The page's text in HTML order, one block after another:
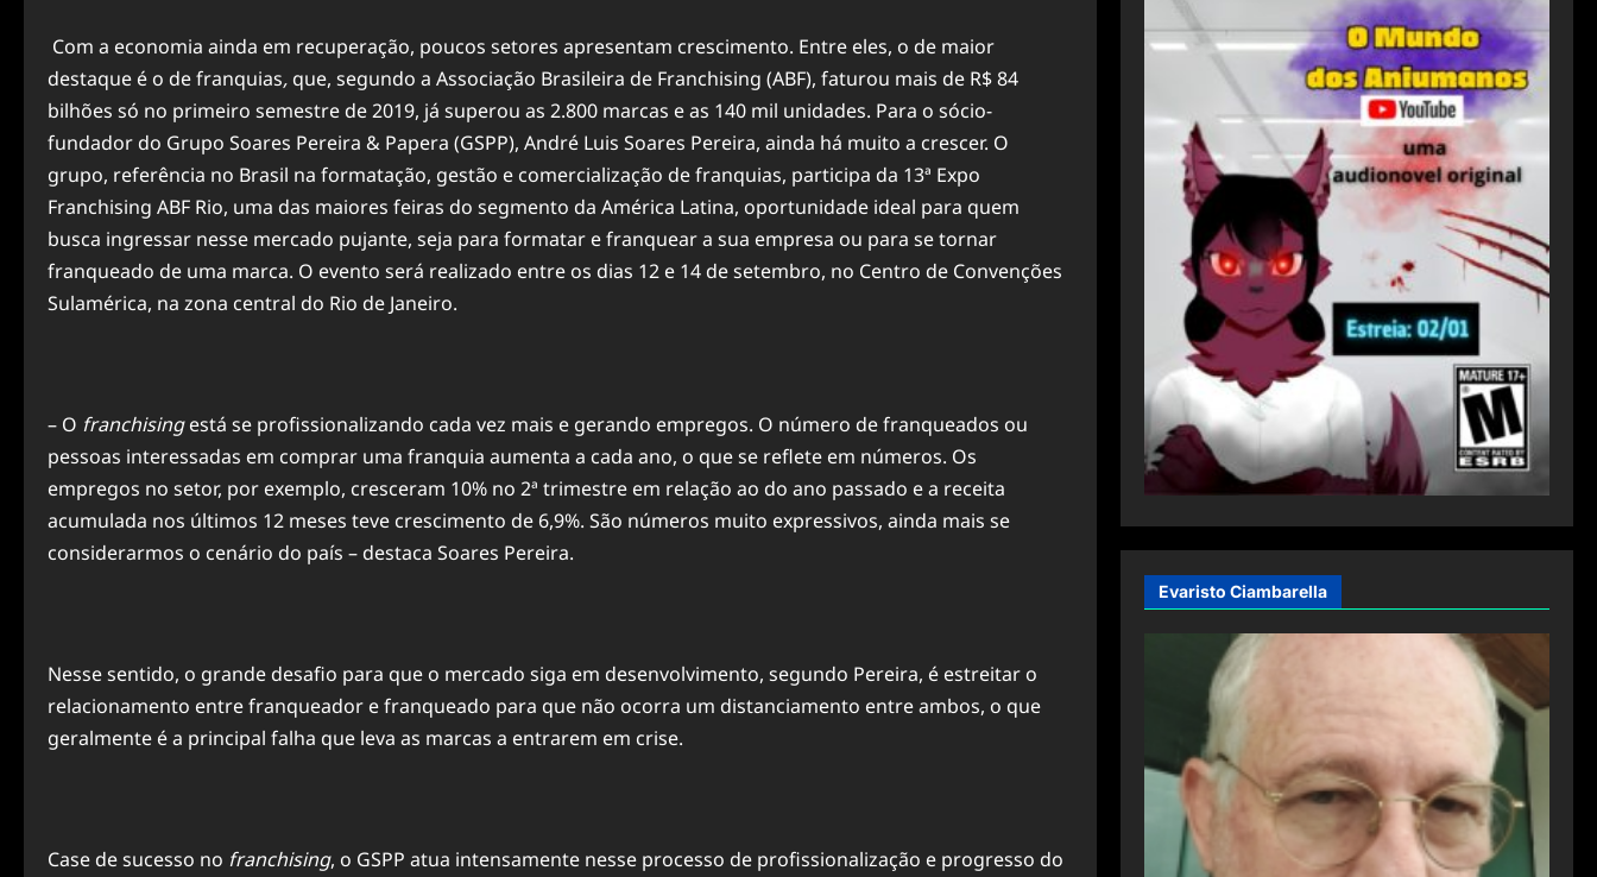
Com a economia ainda em recuperação, poucos setores apresentam crescimento. Entre eles, o de maior
destaque é o defranquias, que, segundo a Associação Brasileira de Franchising (ABF), faturou mais de R$ 84
bilhões só no primeiro semestre de 2019, já superou as 2.800 marcas e as 140 mil unidades. Para o sócio-
fundador do Grupo Soares Pereira & Papera (GSPP), André Luis Soares Pereira, ainda há muito a crescer. O
grupo, referência no Brasil na formatação, gestão e comercialização defranquias, participa da 13ª Expo
Franchising ABF Rio, uma das maiores feiras do segmento da América Latina, oportunidade ideal para quem
busca ingressar nesse mercado pujante, seja para formatar e franquear a sua empresa ou para se tornar
franqueado de uma marca. O evento será realizado entre os dias 12 e 14 de setembro, no Centro de Convenções
Sulamérica, na zona central do Rio de Janeiro.
– O franchisingestá se profissionalizando cada vez mais e gerando empregos. O número de franqueados ou
pessoas interessadas em comprar uma franquia aumenta a cada ano, o que se reflete em números. Os
empregos no setor, por exemplo, cresceram 10% no 2ª trimestre em relação ao do ano passado e a receita
acumulada nos últimos 12 meses teve crescimento de 6,9%. São números muito expressivos, ainda mais se
considerarmos o cenário do país – destaca Soares Pereira.
Nesse sentido, o grande desafio para que o mercado siga em desenvolvimento, segundo Pereira, é estreitar o
relacionamento entre franqueador e franqueado para que não ocorra um distanciamento entre ambos, o que
geralmente é a principal falha que leva as marcas a entrarem em crise.
Case de sucesso no franchising, o GSPP atua intensamente nesse processo de profissionalização e progresso do
Evaristo Ciambarella